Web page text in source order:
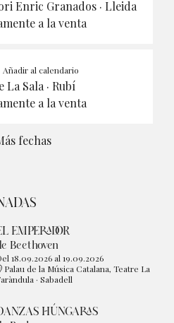
Enric Granados · Lleida
a la venta
Añadir al calendario
La Sala · Rubí
a la venta
fechas
EMPERADOR
Beethoven
18.09.2026al 19.09.2026
Palau de la Música Catalana, Teatre La
· Sabadell
DANZAS HÚNGARAS